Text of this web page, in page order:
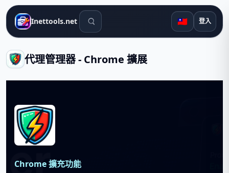
Inettools.net 搜尋工具 🇹🇼 登入
代理管理器 - Chrome 擴展
Chrome 擴充功能